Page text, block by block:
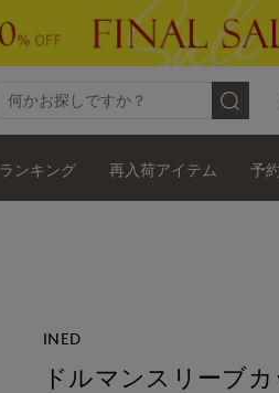
ランキング 再入荷アイテム 予
INED
ドルマンスリーブ